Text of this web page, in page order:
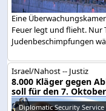
Eine
Feuer legt und flieht. Nur
Judenbeschimpfungen
Israel/Nahost -- Justiz
8.000 Kläger gegen
soll für den 7.
Diplomatic Security